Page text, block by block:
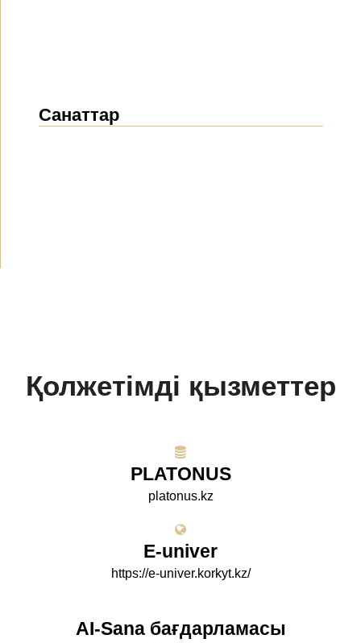
Санаттар
Қолжетімді қызметтер
PLATONUS
platonus.kz
E-univer
https://e-univer.korkyt.kz/
AI-Sana бағдарламасы